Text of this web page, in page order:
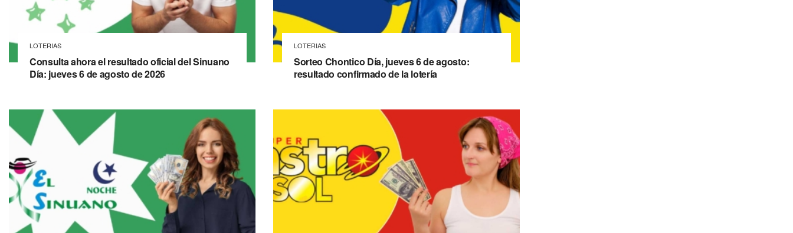
LOTERIAS
Consulta ahora el resultado oficial del Sinuano
Día: jueves 6 de agosto de 2026
LOTERIAS
Sorteo Chontico Día, jueves 6 de agosto:
resultado confirmado de la lotería